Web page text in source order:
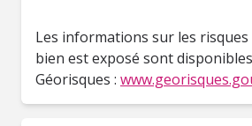
Les informations sur les risques
bien est exposé sont
Géorisques :